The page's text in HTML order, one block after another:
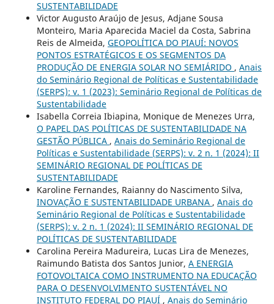
SUSTENTABILIDADE
Victor Augusto Araújo de Jesus, Adjane Sousa
Monteiro, Maria Aparecida Maciel da Costa, Sabrina
Reis de Almeida, GEOPOLÍTICA DO PIAUÍ: NOVOS
PONTOS ESTRATÉGICOS E OS SEGMENTOS DA
PRODUÇÃO DE ENERGIA SOLAR NO SEMIÁRIDO , Anais
do Seminário Regional de Políticas e Sustentabilidade
(SERPS): v. 1 (2023): Seminário Regional de Políticas de
Sustentabilidade
Isabella Correia Ibiapina, Monique de Menezes Urra,
O PAPEL DAS POLÍTICAS DE SUSTENTABILIDADE NA
GESTÃO PÚBLICA , Anais do Seminário Regional de
Políticas e Sustentabilidade (SERPS): v. 2 n. 1 (2024): II
SEMINÁRIO REGIONAL DE POLÍTICAS DE
SUSTENTABILIDADE
Karoline Fernandes, Raianny do Nascimento Silva,
INOVAÇÃO E SUSTENTABILIDADE URBANA , Anais do
Seminário Regional de Políticas e Sustentabilidade
(SERPS): v. 2 n. 1 (2024): II SEMINÁRIO REGIONAL DE
POLÍTICAS DE SUSTENTABILIDADE
Carolina Pereira Madureira, Lucas Lira de Menezes,
Raimundo Batista dos Santos Junior, A ENERGIA
FOTOVOLTAICA COMO INSTRUMENTO NA EDUCAÇÃO
PARA O DESENVOLVIMENTO SUSTENTÁVEL NO
INSTITUTO FEDERAL DO PIAUÍ , Anais do Seminário